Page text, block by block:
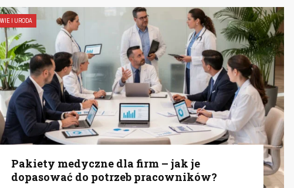
I URODA
Pakiety medyczne dla firm – jak je
dopasować do potrzeb pracowników?